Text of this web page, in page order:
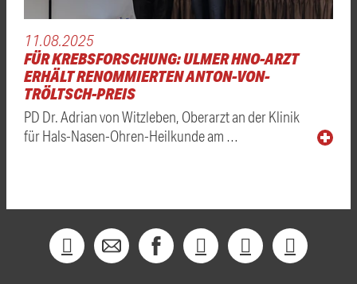
11.08.2025
FÜR KREBSFORSCHUNG: ULMER HNO-ARZT
ERHÄLT RENOMMIERTEN ANTON-VON-
TRÖLTSCH-PREIS
PD Dr. Adrian von Witzleben, Oberarzt an der Klinik
für Hals-Nasen-Ohren-Heilkunde am …